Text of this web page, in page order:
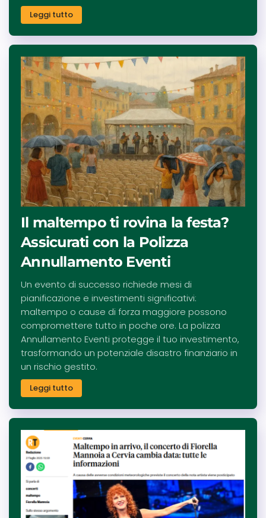
Leggi tutto
Il maltempo ti rovina la festa?
Assicurati con la Polizza
Annullamento Eventi
Un evento di successo richiede mesi di
pianificazione e investimenti significativi:
maltempo o cause di forza maggiore possono
compromettere tutto in poche ore. La polizza
Annullamento Eventi protegge il tuo investimento,
trasformando un potenziale disastro finanziario in
un rischio gestito.
Leggi tutto